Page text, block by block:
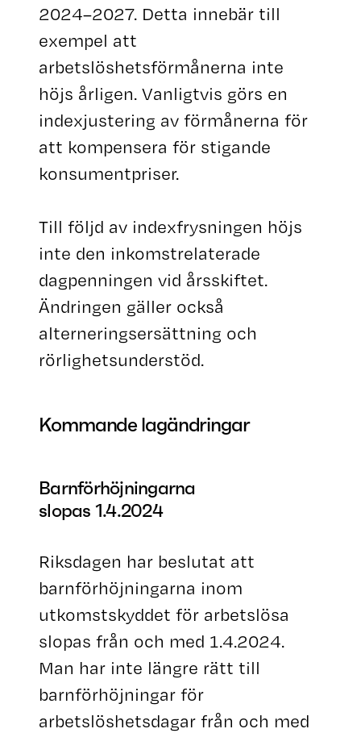
2024–2027. Detta innebär till
exempel att
arbetslöshetsförmånerna inte
höjs årligen. Vanligtvis görs en
indexjustering av förmånerna för
att kompensera för stigande
konsumentpriser.
Till följd av indexfrysningen höjs
inte den inkomstrelaterade
dagpenningen vid årsskiftet.
Ändringen gäller också
alterneringsersättning och
rörlighetsunderstöd.
Kommande lagändringar
Barnförhöjningarna
slopas 1.4.2024
Riksdagen har beslutat att
barnförhöjningarna inom
utkomstskyddet för arbetslösa
slopas från och med 1.4.2024.
Man har inte längre rätt till
barnförhöjningar för
arbetslöshetsdagar från och med